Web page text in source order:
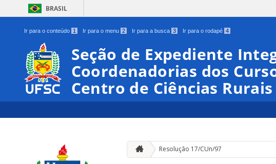
BRASIL
Ir para o conteúdo 1 Ir para o menu 2 Ir para a busca 3 Ir para o rodapé 4
Seção de Expediente
Coordenadorias dos
Centro de Ciências Rurais
Resolução 17/CUn/97